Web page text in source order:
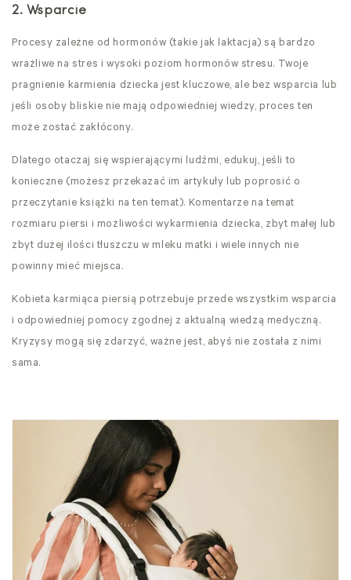
2. Wsparcie
Procesy zależne od hormonów (takie jak laktacja) są bardzo
wrażliwe na stres i wysoki poziom hormonów stresu. Twoje
pragnienie karmienia dziecka jest kluczowe, ale bez wsparcia lub
jeśli osoby bliskie nie mają odpowiedniej wiedzy, proces ten
może zostać zakłócony.
Dlatego otaczaj się wspierającymi ludźmi, edukuj, jeśli to
konieczne (możesz przekazać im artykuły lub poprosić o
przeczytanie książki na ten temat). Komentarze na temat
rozmiaru piersi i możliwości wykarmienia dziecka, zbyt małej lub
zbyt dużej ilości tłuszczu w mleku matki i wiele innych nie
powinny mieć miejsca.
Kobieta karmiąca piersią potrzebuje przede wszystkim wsparcia
i odpowiedniej pomocy zgodnej z aktualną wiedzą medyczną.
Kryzysy mogą się zdarzyć, ważne jest, abyś nie została z nimi
sama.